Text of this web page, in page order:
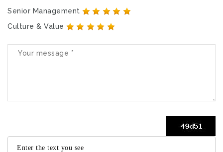
Senior Management
Culture & Value